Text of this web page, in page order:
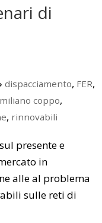
di
dispacciamento, FER,
coppo,
, rinnovabili
presente e
in
alle al problema
sulle reti di